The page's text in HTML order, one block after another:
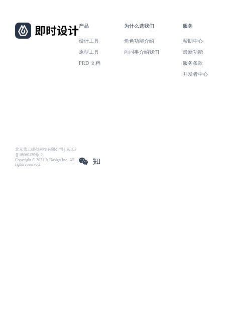
北京雪云锐创科技有限公司 | 京ICP
备16060150号-2
Copyright © 2021 Js.Design Inc. All
rights reserved.
产品
设计工具
原型工具
PRD 文档
为什么选我们
角色功能介绍
向同事介绍我们
服务
帮助中心
最新功能
服务条款
开发者中心